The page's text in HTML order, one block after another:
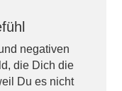
negativen
die Dich die
Du es nicht